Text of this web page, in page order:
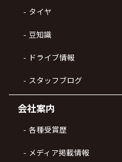
タイヤ
豆知識
ドライブ情報
スタッフブログ
会社案内
各種受賞歴
メディア掲載情報